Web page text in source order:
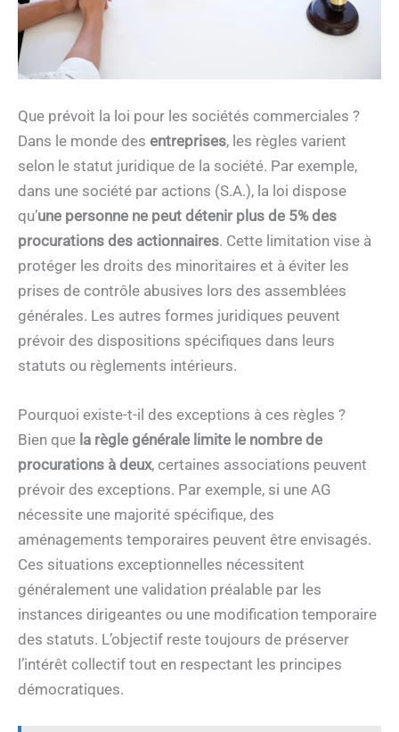
Que prévoit la loi pour les sociétés commerciales ?
Dans le monde des entreprises, les règles varient
selon le statut juridique de la société. Par exemple,
dans une société par actions (S.A.), la loi dispose
qu’une personne ne peut détenir plus de 5% des
procurations des actionnaires. Cette limitation vise à
protéger les droits des minoritaires et à éviter les
prises de contrôle abusives lors des assemblées
générales. Les autres formes juridiques peuvent
prévoir des dispositions spécifiques dans leurs
statuts ou règlements intérieurs.
Pourquoi existe-t-il des exceptions à ces règles ?
Bien que la règle générale limite le nombre de
procurations à deux, certaines associations peuvent
prévoir des exceptions. Par exemple, si une AG
nécessite une majorité spécifique, des
aménagements temporaires peuvent être envisagés.
Ces situations exceptionnelles nécessitent
généralement une validation préalable par les
instances dirigeantes ou une modification temporaire
des statuts. L’objectif reste toujours de préserver
l’intérêt collectif tout en respectant les principes
démocratiques.